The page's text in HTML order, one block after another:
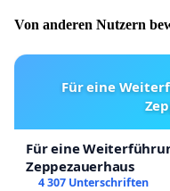
Von anderen Nutzern
Für eine
Für eine
Zeppezauerhaus
4 307 Unterschriften